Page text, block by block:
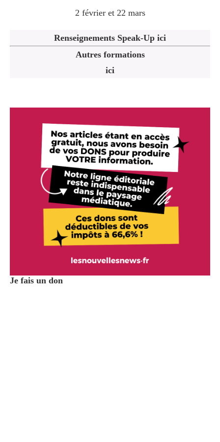
2 février et 22 mars
Renseignements Speak-Up ici
Autres formations
ici
Je fais un don